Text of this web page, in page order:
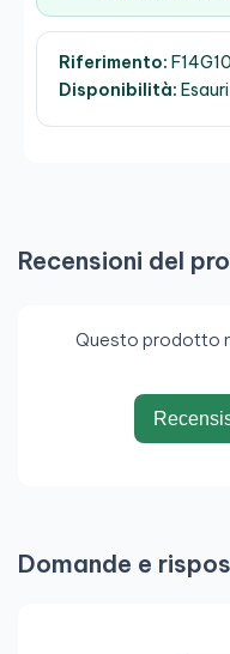
Riferimento:
Disponibilità:
Recensioni del
Questo prodotto
Domande e